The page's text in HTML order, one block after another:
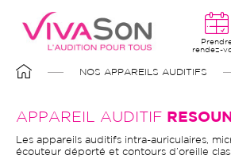
contenu
principal
rendez-
FIL
D'ARIANE
NOS APPAREILS AUDITIFS
APPAREIL AUDITIF
Les appareils auditifs intra-auriculaires,
écouteur déporté et contours d’oreille